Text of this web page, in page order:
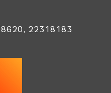
22318183